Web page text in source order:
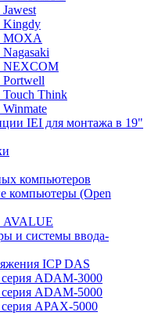
Kingdy
MOXA
NEXCOM
Think
IEI для монтажа в 19"
компьютеров
компьютеры (Open
AVALUE
и системы ввода-
ICP DAS
ADAM-3000
ADAM-5000
APAX-5000